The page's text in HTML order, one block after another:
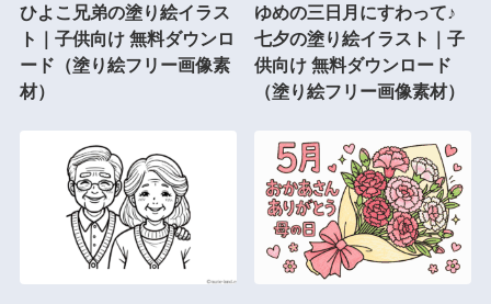
ひよこ兄弟の塗り絵イラス
ト｜子供向け 無料ダウンロ
ード（塗り絵フリー画像素
材）
ゆめの三日月にすわって♪
七夕の塗り絵イラスト｜子
供向け 無料ダウンロード
（塗り絵フリー画像素材）